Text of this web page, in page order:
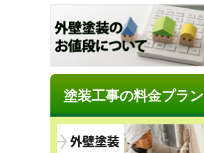
塗装工事の料金プラン